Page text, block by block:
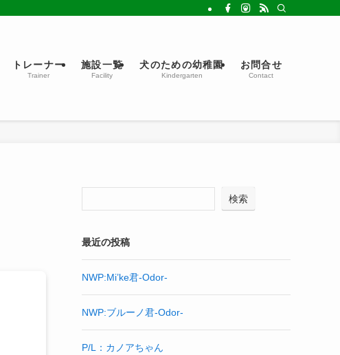
トレーナー
Trainer
施設一覧
Facility
犬のための幼稚園
Kindergarten
お問合せ
Contact
検索
最近の投稿
NWP:Mi’ke君-Odor-
NWP:ブルーノ君-Odor-
P/L：カノアちゃん